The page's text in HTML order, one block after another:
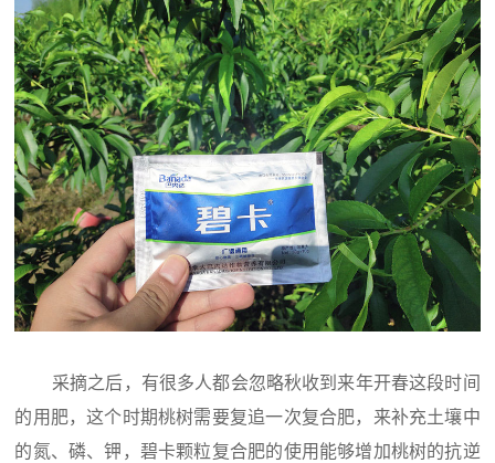
采摘之后，有很多人都会忽略秋收到来年开春这段时间
的用肥，这个时期桃树需要复追一次复合肥，来补充土壤中
的氮、磷、钾，碧卡颗粒复合肥的使用能够增加桃树的抗逆